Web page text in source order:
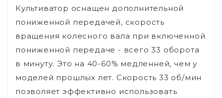
Культиватор оснащен дополнительной
пониженной передачей, cкорость
вращения колесного вала при включенной
пониженной передаче - всего 33 оборота
в минуту. Это на 40-60% медленней, чем у
моделей прошлых лет. Скорость 33 об/мин
позволяет эффективно использовать